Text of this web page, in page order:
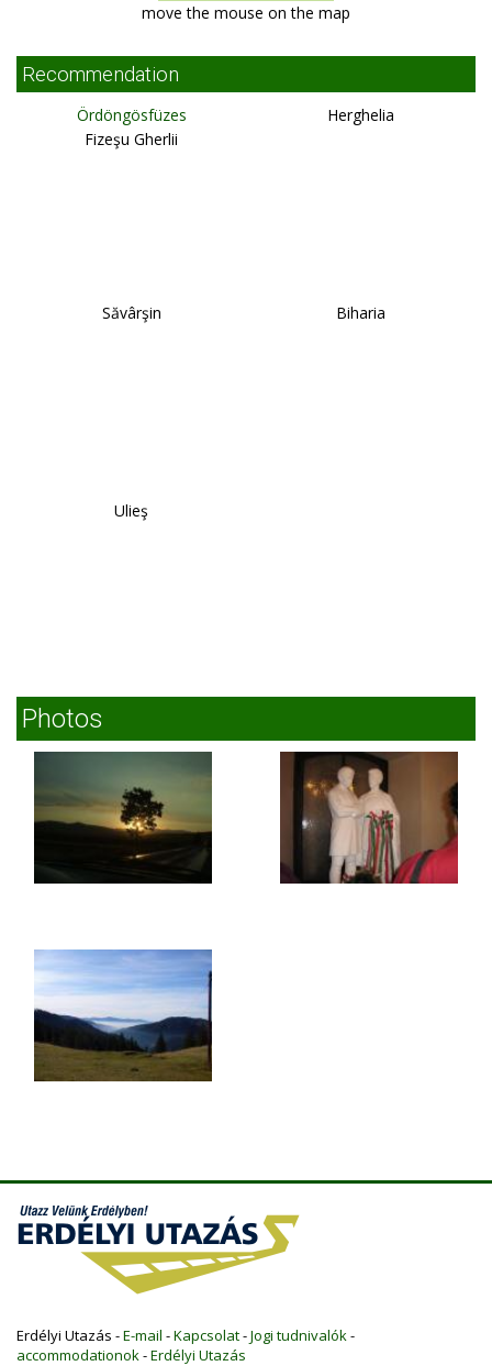
move the mouse on the map
Recommendation
Ördöngösfüzes
Fizeşu Gherlii
Herghelia
Săvârşin Biharia
Ulieş
Photos
Erdélyi Utazás -E-mail -Kapcsolat-Jogi tudnivalók -
accommodationok -Erdélyi Utazás